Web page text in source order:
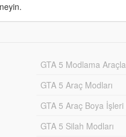
GTA 5 Modlama
GTA 5 Araç Modları
GTA 5 Araç Boya İşleri
GTA 5 Silah Modları